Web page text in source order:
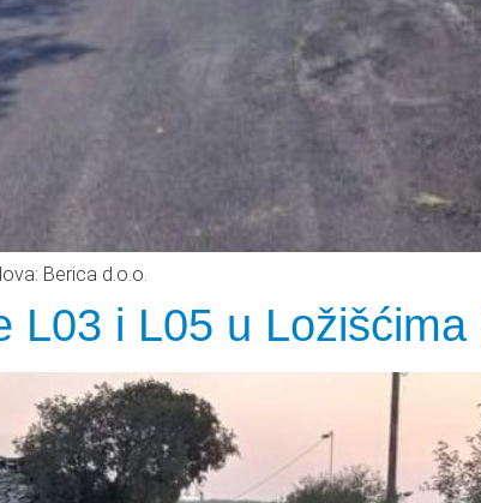
Berica d.o.o.
L03 i L05 u Ložišćima